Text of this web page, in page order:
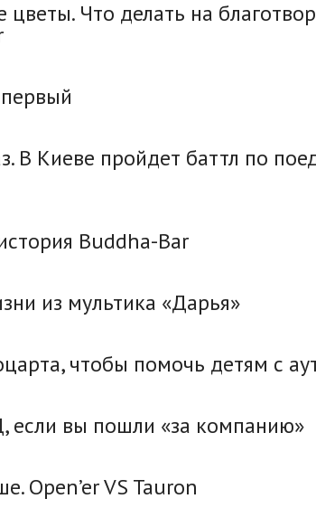
Что делать на
В Киеве пройдет баттл по
Buddha-Bar
из мультика «Дарья»
чтобы помочь детям с
если вы пошли «за компанию»
Open’er VS Tauron